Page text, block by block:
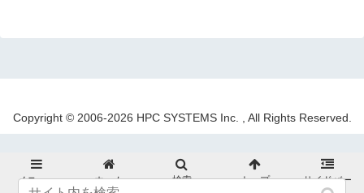
Copyright © 2006-2026 HPC SYSTEMS Inc. , All Rights Reserved.
メニュー ホーム 検索 トップ サイドバー